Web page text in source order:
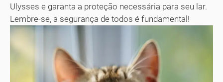
Ulysses e garanta a proteção necessária para seu lar.
Lembre-se, a segurança de todos é fundamental!